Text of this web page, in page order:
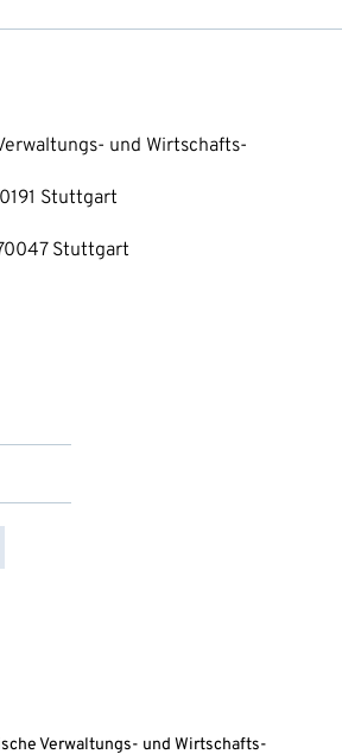
und Wirtschafts-
Stuttgart
Stuttgart
Verwaltungs- und Wirtschafts-